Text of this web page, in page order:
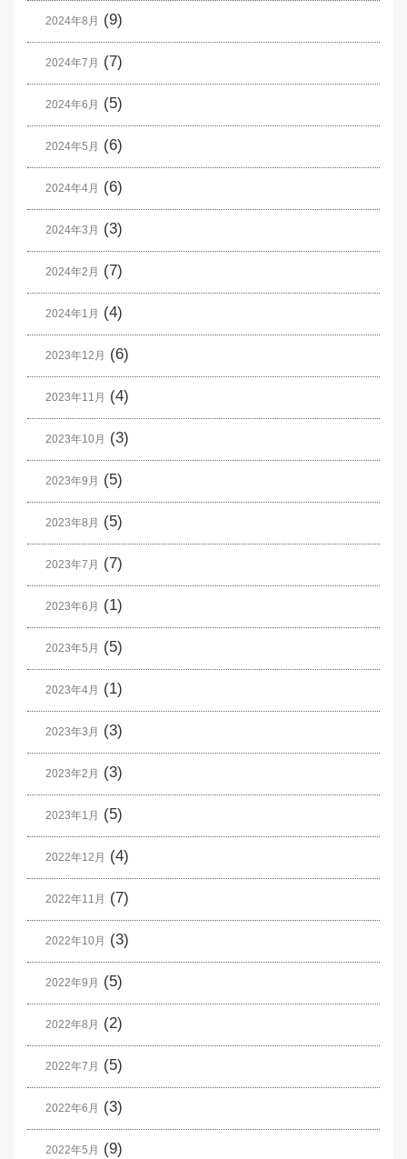
2024年8月 (9)
2024年7月 (7)
2024年6月 (5)
2024年5月 (6)
2024年4月 (6)
2024年3月 (3)
2024年2月 (7)
2024年1月 (4)
2023年12月 (6)
2023年11月 (4)
2023年10月 (3)
2023年9月 (5)
2023年8月 (5)
2023年7月 (7)
2023年6月 (1)
2023年5月 (5)
2023年4月 (1)
2023年3月 (3)
2023年2月 (3)
2023年1月 (5)
2022年12月 (4)
2022年11月 (7)
2022年10月 (3)
2022年9月 (5)
2022年8月 (2)
2022年7月 (5)
2022年6月 (3)
2022年5月 (9)